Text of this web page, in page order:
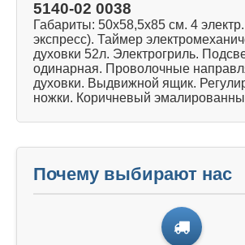
5140-02 0038
Габариты: 50х58,5х85 см. 4
экспресс). Таймер
духовки 52л. Электрогриль.
одинарная. Проволочные
духовки. Выдвижной ящик.
ножки. Коричневый
Почему выбирают нас